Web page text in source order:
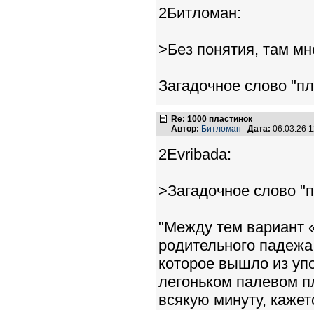
2Битломан:
>Без понятия, там
Загадочное слово
Re: 1000 пластинок
Автор: Битломан Дата: 06.03.26
2Evribada:
>Загадочное слово
"Между тем вариант
родительного
которое вышло из
легоньком палевом
всякую минуту,